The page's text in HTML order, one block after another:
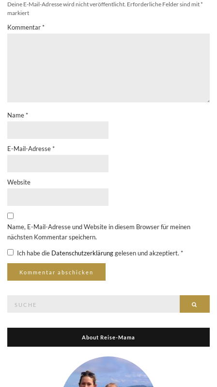
Deine E-Mail-Adresse wird nicht veröffentlicht. Erforderliche Felder sind mit *
markiert
Kommentar *
Name *
E-Mail-Adresse *
Website
Name, E-Mail-Adresse und Website in diesem Browser für meinen
nächsten Kommentar speichern.
Ich habe die Datenschutzerklärunggelesen und akzeptiert. *
About Reise-Mama